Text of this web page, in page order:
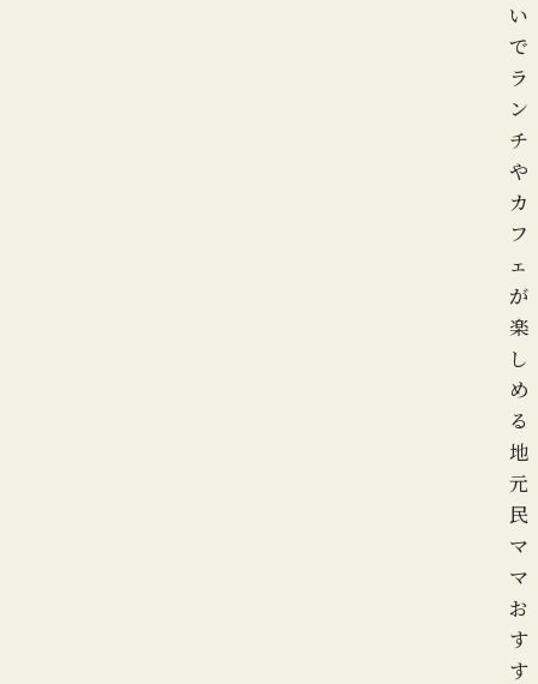
い
で
ラ
ン
チ
や
カ
フ
ェ
が
楽
し
め
る
地
元
民
マ
マ
お
す
す